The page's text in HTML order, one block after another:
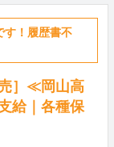
す！履歴書不
売］≪岡山高
給｜各種保